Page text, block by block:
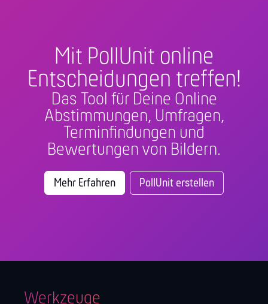
Mit PollUnit online
Entscheidungen treffen!
Das Tool für Deine Online
Abstimmungen, Umfragen,
Terminfindungen und
Bewertungen von Bildern.
Mehr Erfahren PollUnit erstellen
Werkzeuge